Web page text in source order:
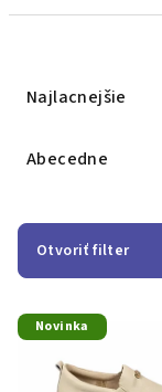
p
r
o
Najlacnejšie
Abecedne
Otvoriť filter
V
ý
Novinka